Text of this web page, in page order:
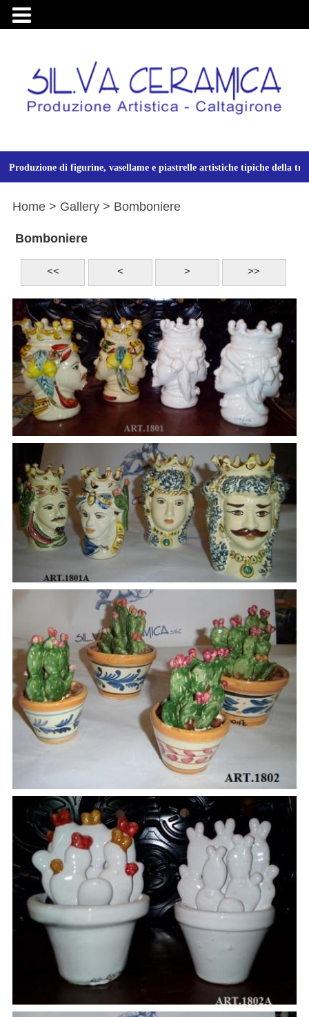

Produzione di figurine, vasellame e piastrelle artistiche tipiche della
Home > Gallery> Bomboniere
Bomboniere
<< < > >>